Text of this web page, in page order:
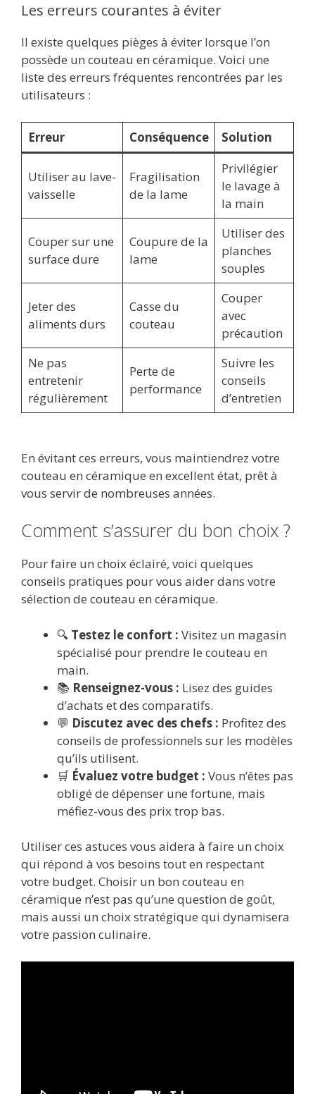
Les erreurs courantes à éviter
Il existe quelques pièges à éviter lorsque l’on
possède un couteau en céramique. Voici une
liste des erreurs fréquentes rencontrées par les
utilisateurs :
Erreur Conséquence Solution
Utiliser au lave-
vaisselle
Fragilisation
de la lame
Privilégier
le lavage à
la main
Couper sur une
surface dure
Coupure de la
lame
Utiliser des
planches
souples
Jeter des
aliments durs
Casse du
couteau
Couper
avec
précaution
Ne pas
entretenir
régulièrement
Perte de
performance
Suivre les
conseils
d’entretien
En évitant ces erreurs, vous maintiendrez votre
couteau en céramique en excellent état, prêt à
vous servir de nombreuses années.
Comment s’assurer du bon choix ?
Pour faire un choix éclairé, voici quelques
conseils pratiques pour vous aider dans votre
sélection de couteau en céramique.
🔍 Testez le confort : Visitez un magasin
spécialisé pour prendre le couteau en
main.
📚 Renseignez-vous : Lisez des guides
d’achats et des comparatifs.
💬 Discutez avec des chefs : Profitez des
conseils de professionnels sur les modèles
qu’ils utilisent.
🛒 Évaluez votre budget : Vous n’êtes pas
obligé de dépenser une fortune, mais
méfiez-vous des prix trop bas.
Utiliser ces astuces vous aidera à faire un choix
qui répond à vos besoins tout en respectant
votre budget. Choisir un bon couteau en
céramique n’est pas qu’une question de goût,
mais aussi un choix stratégique qui dynamisera
votre passion culinaire.